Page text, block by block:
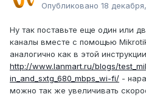
Опубликовано 18
Ну так поставьте еще один или
каналы вместе с помощью Mikrotik
аналогично как в этой
http://www.lanmart.ru/blogs/
in_and_sxtg_680_mbps_wi-fi/ -
можно так же увеличивать